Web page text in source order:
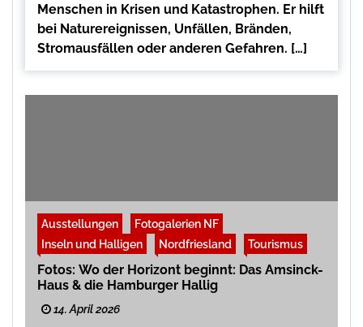
Menschen in Krisen und Katastrophen. Er hilft
bei Naturereignissen, Unfällen, Bränden,
Stromausfällen oder anderen Gefahren. […]
Ausstellungen
Fotogalerien NF
Inseln und Halligen
Nordfriesland Tourismus
Fotos: Wo der Horizont beginnt: Das Amsinck-
Haus & die Hamburger Hallig
14. April 2026